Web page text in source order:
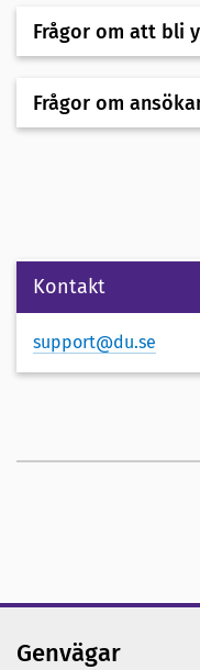
Frågor om att bli
Frågor om
Kontakt
support@du.se
Genvägar